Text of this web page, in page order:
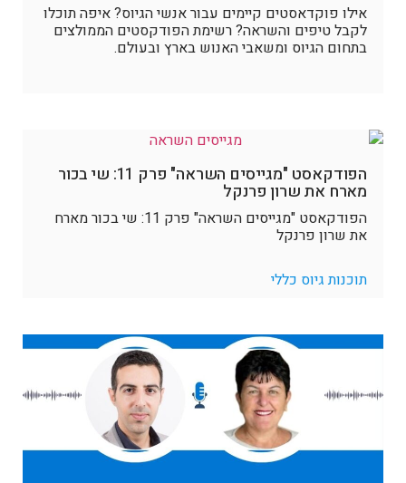
אילו פוקדאסטים קיימים עבור אנשי הגיוס? איפה תוכלו
לקבל טיפים והשראה? רשימת הפודקסטים הממולצים
בתחום הגיוס ומשאבי האנוש בארץ ובעולם.
הפודקאסט "מגייסים השראה" פרק 11: שי בכור
מארח את שרון פרנקל
הפודקאסט "מגייסים השראה" פרק 11: שי בכור מארח
את שרון פרנקל
תוכנות גיוס כללי